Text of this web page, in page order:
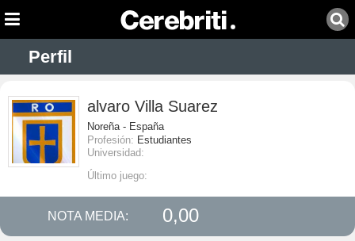
Perfil
alvaro Villa Suarez
Noreña - España
Profesión: Estudiantes
Universidad:
Último juego:
NOTA MEDIA: 0,00